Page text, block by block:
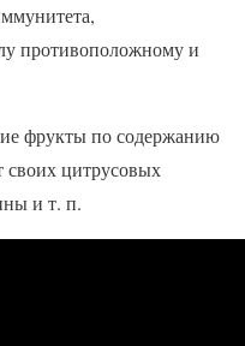
противоположному и
фрукты по содержанию
цитрусовых
и т. п.